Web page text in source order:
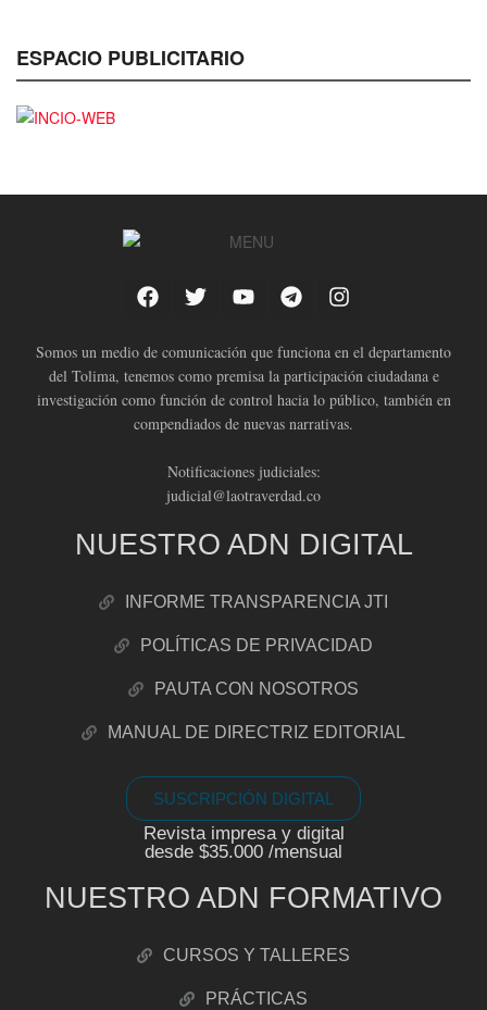
ESPACIO PUBLICITARIO
Somos un medio de comunicación que funciona en el departamento
del Tolima, tenemos como premisa la participación ciudadana e
investigación como función de control hacia lo público, también en
compendiados de nuevas narrativas.
Notificaciones judiciales:
judicial@laotraverdad.co
NUESTRO ADN DIGITAL
INFORME TRANSPARENCIA JTI
POLÍTICAS DE PRIVACIDAD
PAUTA CON NOSOTROS
MANUAL DE DIRECTRIZ EDITORIAL
SUSCRIPCIÓN DIGITAL
Revista impresa y digital
desde $35.000 /mensual
NUESTRO ADN FORMATIVO
CURSOS Y TALLERES
PRÁCTICAS